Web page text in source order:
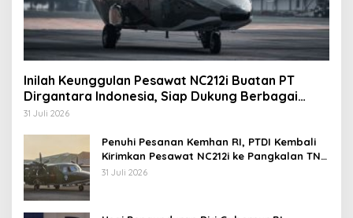
Inilah Keunggulan Pesawat NC212i Buatan PT
Dirgantara Indonesia, Siap Dukung Berbagai
Operasi TNI
31 Juli 2026
Penuhi Pesanan Kemhan RI, PTDI Kembali
Kirimkan Pesawat NC212i ke Pangkalan TNI
AU
31 Juli 2026